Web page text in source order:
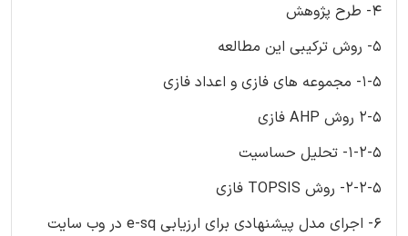
4- طرح پژوهش
5- روش ترکیبی این مطالعه
1-5- مجموعه های فازی و اعداد فازی
2-5 روش AHP فازی
1-2-5- تحلیل حساسیت
2-2-5- روش TOPSIS فازی
6- اجرای مدل پیشنهادی برای ارزیابی e-sq در وب سایت